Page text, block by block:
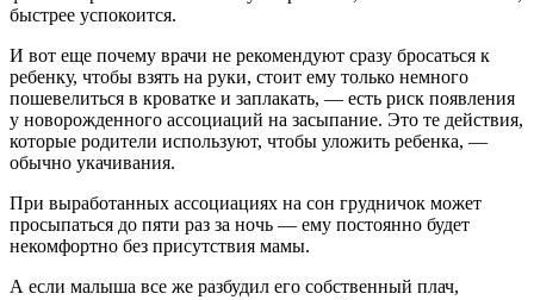
быстрее успокоится.
И вот еще почему врачи не рекомендуют сразу бросаться к
ребенку, чтобы взять на руки, стоит ему только немного
пошевелиться в кроватке и заплакать, — есть риск появления
у новорожденного ассоциаций на засыпание. Это те действия,
которые родители используют, чтобы уложить ребенка, —
обычно укачивания.
При выработанных ассоциациях на сон грудничок может
просыпаться до пяти раз за ночь — ему постоянно будет
некомфортно без присутствия мамы.
А если малыша все же разбудил его собственный плач,